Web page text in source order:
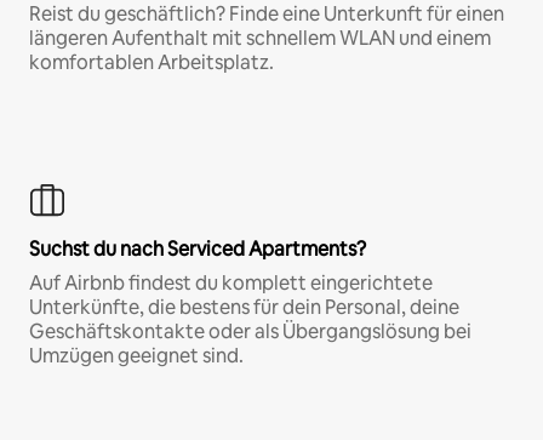
Reist du geschäftlich? Finde eine Unterkunft für einen
längeren Aufenthalt mit schnellem WLAN und einem
komfortablen Arbeitsplatz.
Suchst du nach Serviced Apartments?
Auf Airbnb findest du komplett eingerichtete
Unterkünfte, die bestens für dein Personal, deine
Geschäftskontakte oder als Übergangslösung bei
Umzügen geeignet sind.